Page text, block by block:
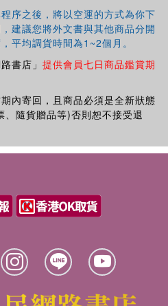
序之後，將以空運的方式為你下
建議您將外文書與其他商品分開
平均調貨時間為1~2個月。
書店」 提供會員七日商品鑑賞期
內寄回，且商品必須是全新狀態
隨貨贈品等)否則恕不接受退